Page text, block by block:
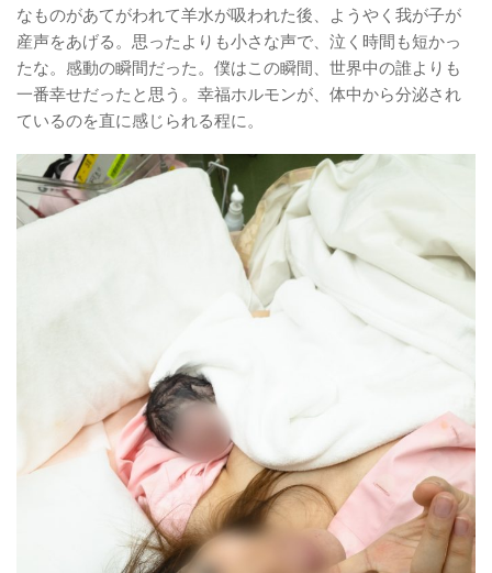
なものがあてがわれて羊水が吸われた後、ようやく我が子が
産声をあげる。思ったよりも小さな声で、泣く時間も短かっ
たな。感動の瞬間だった。僕はこの瞬間、世界中の誰よりも
一番幸せだったと思う。幸福ホルモンが、体中から分泌され
ているのを直に感じられる程に。